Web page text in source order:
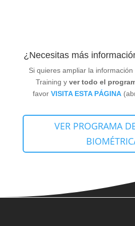
¿Necesitas más
Si quieres ampliar la
Training y ver todo el
favor VISITA ESTA PÁGINA
VER PROGRAMA